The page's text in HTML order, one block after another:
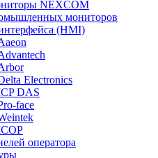
NEXCOM
мониторов
(HMI)
Electronics
DAS
face
оператора